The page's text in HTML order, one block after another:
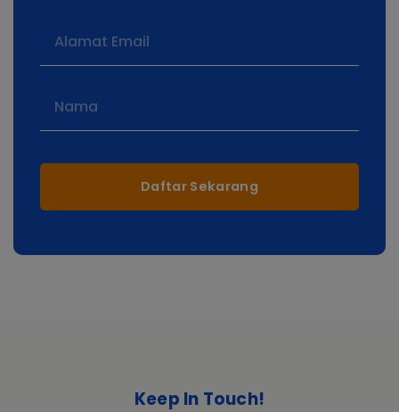
Daftar Sekarang
Keep In Touch!